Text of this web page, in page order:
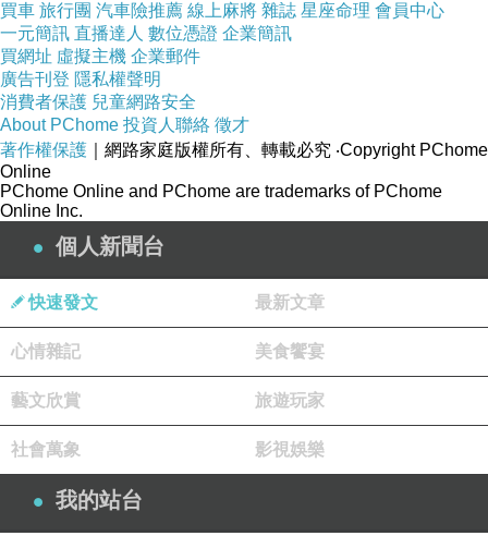
買車 旅行團 汽車險推薦 線上麻將 雜誌 星座命理 會員中心
一元簡訊 直播達人 數位憑證 企業簡訊
買網址 虛擬主機 企業郵件
廣告刊登 隱私權聲明
消費者保護 兒童網路安全
About PChome 投資人聯絡 徵才
著作權保護 ｜網路家庭版權所有、轉載必究 ‧Copyright PChome
Online
PChome Online and PChome are trademarks of PChome
Online Inc.
個人新聞台
快速發文 最新文章
心情雜記 美食饗宴
藝文欣賞 旅遊玩家
社會萬象 影視娛樂
我的站台